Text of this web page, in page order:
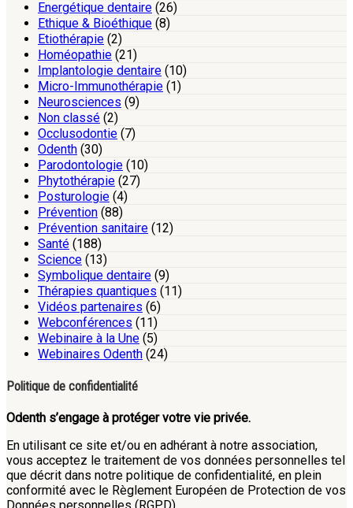
Energétique dentaire (26)
Ethique & Bioéthique (8)
Etiothérapie (2)
Homéopathie (21)
Implantologie dentaire (10)
Micro-Immunothérapie (1)
Neurosciences (9)
Non classé (2)
Occlusodontie (7)
Odenth (30)
Parodontologie (10)
Phytothérapie (27)
Posturologie (4)
Prévention (88)
Prévention sanitaire (12)
Santé (188)
Science (13)
Symbolique dentaire (9)
Thérapies quantiques (11)
Vidéos partenaires (6)
Webconférences (11)
Webinaire à la Une (5)
Webinaires Odenth (24)
Politique de confidentialité
Odenth s’engage à protéger votre vie privée.
En utilisant ce site et/ou en adhérant à notre association,
vous acceptez le traitement de vos données personnelles tel
que décrit dans notre politique de confidentialité, en plein
conformité avec le Règlement Européen de Protection de vos